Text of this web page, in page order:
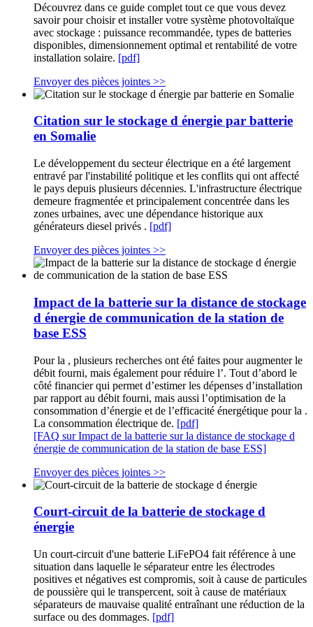
Découvrez dans ce guide complet tout ce que vous devez
savoir pour choisir et installer votre système photovoltaïque
avec stockage : puissance recommandée, types de batteries
disponibles, dimensionnement optimal et rentabilité de votre
installation solaire. [pdf]
Envoyer des pièces jointes >>
Citation sur le stockage d énergie par batterie
en Somalie
Le développement du secteur électrique en a été largement
entravé par l'instabilité politique et les conflits qui ont affecté
le pays depuis plusieurs décennies. L'infrastructure électrique
demeure fragmentée et principalement concentrée dans les
zones urbaines, avec une dépendance historique aux
générateurs diesel privés . [pdf]
Envoyer des pièces jointes >>
Impact de la batterie sur la distance de stockage
d énergie de communication de la station de
base ESS
Pour la , plusieurs recherches ont été faites pour augmenter le
débit fourni, mais également pour réduire l’. Tout d’abord le
côté financier qui permet d’estimer les dépenses d’installation
par rapport au débit fourni, mais aussi l’optimisation de la
consommation d’énergie et de l’efficacité énergétique pour la .
La consommation électrique de. [pdf]
[FAQ sur Impact de la batterie sur la distance de stockage d
énergie de communication de la station de base ESS]
Envoyer des pièces jointes >>
Court-circuit de la batterie de stockage d
énergie
Un court-circuit d'une batterie LiFePO4 fait référence à une
situation dans laquelle le séparateur entre les électrodes
positives et négatives est compromis, soit à cause de particules
de poussière qui le transpercent, soit à cause de matériaux
séparateurs de mauvaise qualité entraînant une réduction de la
surface ou des dommages. [pdf]